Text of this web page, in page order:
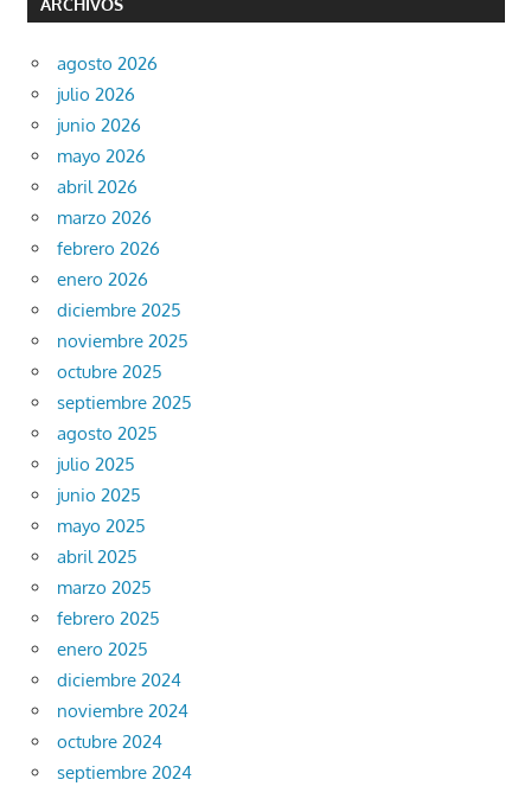
ARCHIVOS
agosto 2026
julio 2026
junio 2026
mayo 2026
abril 2026
marzo 2026
febrero 2026
enero 2026
diciembre 2025
noviembre 2025
octubre 2025
septiembre 2025
agosto 2025
julio 2025
junio 2025
mayo 2025
abril 2025
marzo 2025
febrero 2025
enero 2025
diciembre 2024
noviembre 2024
octubre 2024
septiembre 2024